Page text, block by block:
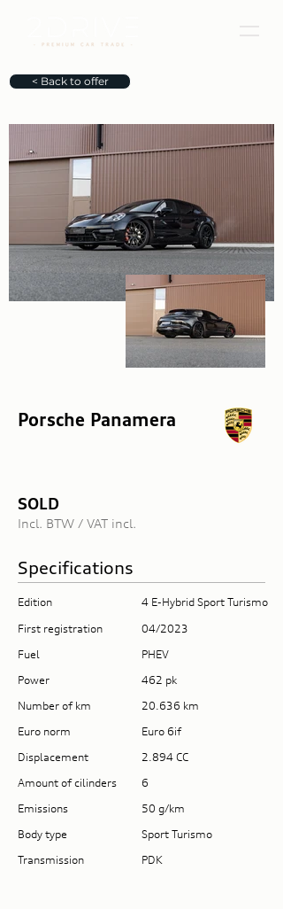
< Back to offer
Porsche Panamera
SOLD
Incl. BTW / VAT incl.
Specifications
Edition
4 E-Hybrid Sport Turismo
First registration
04/2023
Fuel
PHEV
Power
462 pk
Number of km
20.636 km
Euro norm
Euro 6if
Displacement
2.894 CC
Amount of cilinders
6
Emissions
50 g/km
Body type
Sport Turismo
Transmission
PDK